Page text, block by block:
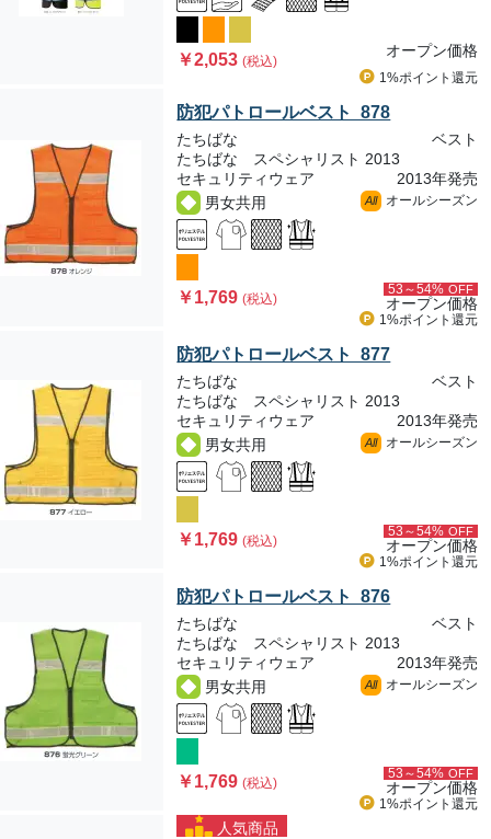
￥2,053(税込)
オープン価格
1%ポイント 還元
防犯パトロールベスト 878
たちばな
ベスト
たちばな スペシャリスト 2013
セキュリティウェア
2013年発売
男女共用
All オールシーズン
￥1,769(税込)
53～54% OFF
オープン価格
1%ポイント 還元
防犯パトロールベスト 877
たちばな
ベスト
たちばな スペシャリスト 2013
セキュリティウェア
2013年発売
男女共用
All オールシーズン
￥1,769(税込)
53～54% OFF
オープン価格
1%ポイント 還元
防犯パトロールベスト 876
たちばな
ベスト
たちばな スペシャリスト 2013
セキュリティウェア
2013年発売
男女共用
All オールシーズン
￥1,769(税込)
53～54% OFF
オープン価格
1%ポイント 還元
人気商品